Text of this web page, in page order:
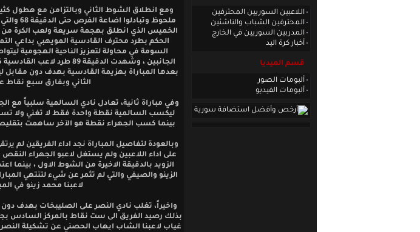
اللاعبين السوريين المحترفين
المحترفين الشباب والناشئين
المدربين السوريين في الخارج
أخبار كرة اليد
قسم الميديا
ألبومات الصور
ألبومات الفيديو
ومع انطلاق الشوط الثاني وبالتزامن مع هطول
ملحوظ
الخميس الذي انطلق بهجمة سريعة ولعب الكرة من
السومة في محاولة لتعزيز الناحية الهجومية
الجانبين ، وشهدت الدقيقة
الثاني وبفارق سبع نقاط
وفي مباراة ثانية، تعادل نادي السالمية سلبياً مع
ليكسب السالمية نقطة واحدة فقط لا تغني ولا
بينما كسب الجهراء نقطة هو الآخر ساهمت
وبالعودة لتفاصيل المباراة نجد اداء الفريقين
على اداء اللاعبين ولم يستغل لاعبو الجهراء
الزويد بالدقيقة الاخيرة من الشوط الاول ، بينما
الزينو والصيفي والتي لم تثمر عن شيء لتنتهي
لاعبنا محمد زينو في
واخيراً، تغلب نادي النصر على الصليبخات بهدف
بذلك رصيد الفريق الى ست نقاط بالمركز السادس
غياب لاعبنا الشاب ايهاب الحصني عن تشكيلة